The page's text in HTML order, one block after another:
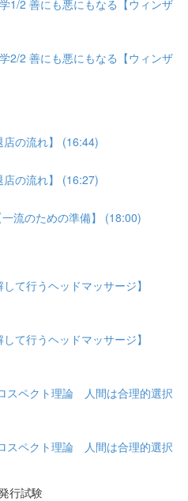
1/2 善にも悪にもなる【ウィンザ
2/2 善にも悪にもなる【ウィンザ
の流れ】 (16:44)
の流れ】 (16:27)
流のための準備】 (18:00)
て行うヘッドマッサージ】
て行うヘッドマッサージ】
スペクト理論 人間は合理的選択
スペクト理論 人間は合理的選択
行試験